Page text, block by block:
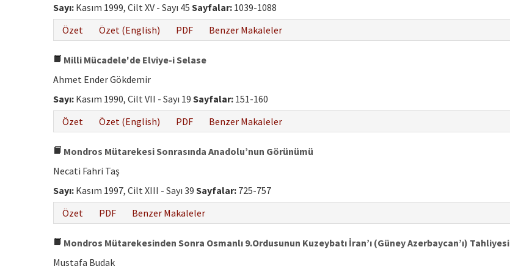
Sayı: Kasım 1999, Cilt XV - Sayı 45 Sayfalar: 1039-1088
Özet
Özet (English) PDF Benzer Makaleler
Milli Mücadele'de Elviye-i Selase
Ahmet Ender Gökdemir
Sayı: Kasım 1990, Cilt VII - Sayı 19 Sayfalar: 151-160
Özet
Özet (English) PDF Benzer Makaleler
Mondros Mütarekesi Sonrasında Anadolu’nun Görünümü
Necati Fahri Taş
Sayı: Kasım 1997, Cilt XIII - Sayı 39 Sayfalar: 725-757
Özet
PDF Benzer Makaleler
Mondros Mütarekesinden Sonra Osmanlı 9.Ordusunun Kuzeybatı İran’ı (Güney Azerbaycan’ı) Tahliyesi
Mustafa Budak